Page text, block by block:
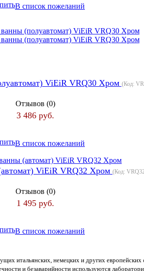
В список пожеланий
ViEiR VRQ30 Хром (Код:
Отзывов (0)
3 486 руб.
В список пожеланий
ViEiR VRQ32 Хром (Код: VRQ32
Отзывов (0)
1 495 руб.
В список пожеланий
итальянских, немецких и других
и безаварийности используются